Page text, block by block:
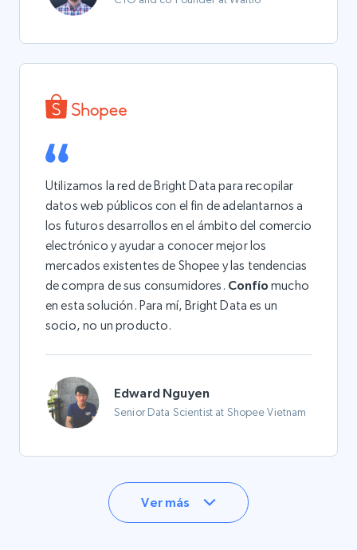
Utilizamos la red de Bright Data para recopilar
datos web públicos con el fin de adelantarnos a
los futuros desarrollos en el ámbito del comercio
electrónico y ayudar a conocer mejor los
mercados existentes de Shopee y las tendencias
de compra de sus consumidores. Confío mucho
en esta solución. Para mí, Bright Data es un
socio, no un producto.
Edward Nguyen
Senior Data Scientist at Shopee Vietnam
Ver más